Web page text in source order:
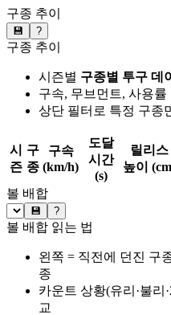
구종 추이
💾 ?
구종 추이
시즌별 구종별 투구 데
구속, 무브먼트, 사용
상단 필터로 특정 구종
시
즌
구
종
구속
(km/h)
도달
시간
(s)
릴리스
높이
볼 배합
💾 ?
볼 배합 읽는 법
왼쪽 = 직전에 던진 구
종
카운트 상황(유리·불리
교